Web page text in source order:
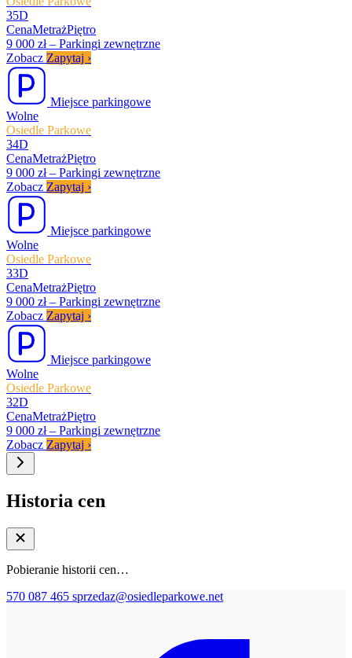
35D
CenaMetrażPiętro
9 000 zł – Parkingi zewnętrzne
Zobacz Zapytaj ›
Miejsce parkingowe
Wolne
Osiedle Parkowe
34D
CenaMetrażPiętro
9 000 zł – Parkingi zewnętrzne
Zobacz Zapytaj ›
Miejsce parkingowe
Wolne
Osiedle Parkowe
33D
CenaMetrażPiętro
9 000 zł – Parkingi zewnętrzne
Zobacz Zapytaj ›
Miejsce parkingowe
Wolne
Osiedle Parkowe
32D
CenaMetrażPiętro
9 000 zł – Parkingi zewnętrzne
Zobacz Zapytaj ›
Historia cen
Pobieranie historii cen…
570 087 465 sprzedaz@osiedleparkowe.net